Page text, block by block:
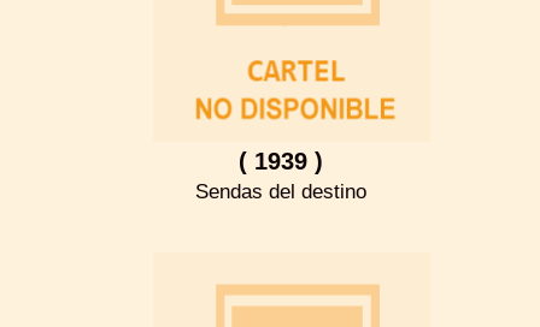
( 1939 )
Sendas del destino